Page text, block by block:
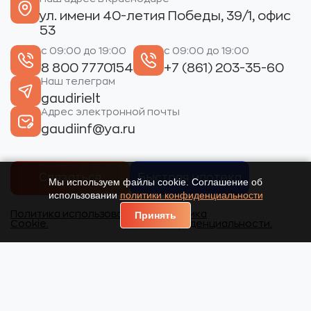
ул. имени 40-летия Победы, 39/1, офис
53
с 09:00 до 19:00
8 800 7770154
с 09:00 до 19:00
+7 (861) 203-35-60
Наш телеграм
gaudirielt
Адрес электронной почты
gaudiinf@ya.ru
Связаться Быстрая ипотека
Политика использования
Cookie.
Политика
конфиденциальности.
Мы используем файлы cookie. Соглашение об
использовании политики конфиденциальности
Принять